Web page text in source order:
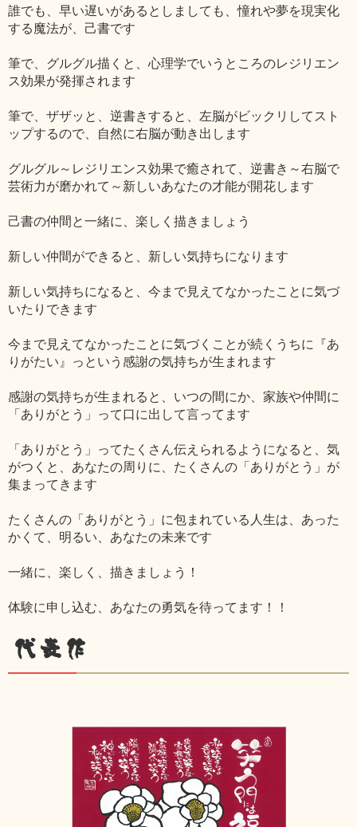
誰でも、早い遅いがあるとしましても、憧れや夢を現実化
する魔法が、己書です
筆で、グルグル描くと、心理学でいうところのレジリエン
ス効果が発揮されます
筆で、ザザッと、逆書きすると、左脳がビックリしてスト
ップするので、自然に右脳が動き出します
グルグル～レジリエンス効果で癒されて、逆書き～右脳で
芸術力が磨かれて～新しいあなたの才能が開花します
己書の仲間と一緒に、楽しく描きましょう
新しい仲間ができると、新しい気持ちになります
新しい気持ちになると、今まで見えてなかったことに気づ
いたりできます
今まで見えてなかったことに気づくことが続くうちに『あ
りがたい』っという感謝の気持ちが生まれます
感謝の気持ちが生まれると、いつの間にか、家族や仲間に
「ありがとう」って口に出して言ってます
「ありがとう」ってたくさん伝えられるようになると、気
がつくと、あなたの周りに、たくさんの「ありがとう」が
集まってきます
たくさんの「ありがとう」に包まれている人生は、あった
かくて、明るい、あなたの未来です
一緒に、楽しく、描きましょう！
体験に申し込む、あなたの勇気を待ってます！！
代表作